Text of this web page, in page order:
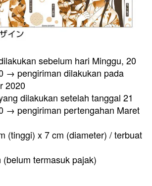
sebelum hari Minggu, 20
→ pengiriman dilakukan pada
2020
dilakukan setelah tanggal 21
→ pengiriman pertengahan Maret
(tinggi) x 7 cm (diameter) / terbuat
termasuk pajak)